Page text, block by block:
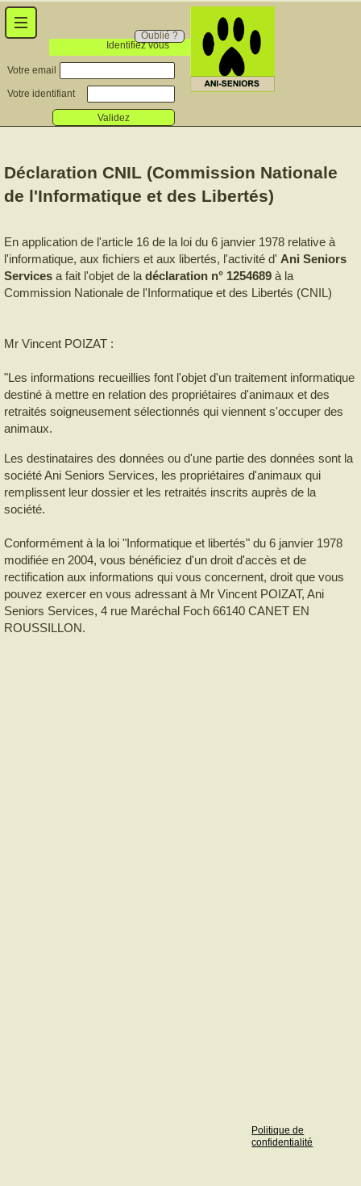
Identifiez vous
Oublié ?
Votre email
Votre identifiant
Validez
Déclaration CNIL (Commission Nationale
de l'Informatique et des Libertés)
En application de l'article 16 de la loi du 6 janvier 1978 relative à
l'informatique, aux fichiers et aux libertés, l'activité d' Ani Seniors
Services a fait l'objet de la déclaration n° 1254689 à la
Commission Nationale de l'Informatique et des Libertés (CNIL)
Mr Vincent POIZAT :
"Les informations recueillies font l'objet d'un traitement informatique
destiné à mettre en relation des propriétaires d'animaux et des
retraités soigneusement sélectionnés qui viennent s'occuper des
animaux.
Les destinataires des données ou d'une partie des données sont la
société Ani Seniors Services, les propriétaires d'animaux qui
remplissent leur dossier et les retraités inscrits auprès de la
société.
Conformément à la loi "Informatique et libertés" du 6 janvier 1978
modifiée en 2004, vous bénéficiez d'un droit d'accès et de
rectification aux informations qui vous concernent, droit que vous
pouvez exercer en vous adressant à Mr Vincent POIZAT, Ani
Seniors Services, 4 rue Maréchal Foch 66140 CANET EN
ROUSSILLON.
Politique de
confidentialité